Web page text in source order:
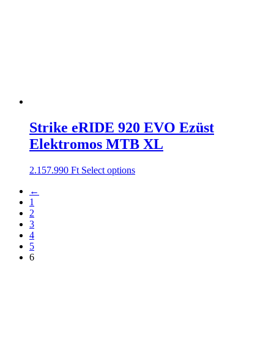
Strike eRIDE 920 EVO Ezüst
Elektromos MTB XL
2.157.990 Ft Select options
←
1
2
3
4
5
6